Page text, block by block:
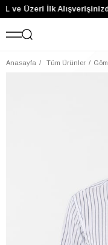
ve Üzeri İlk
Anasayfa Tüm Ürünler